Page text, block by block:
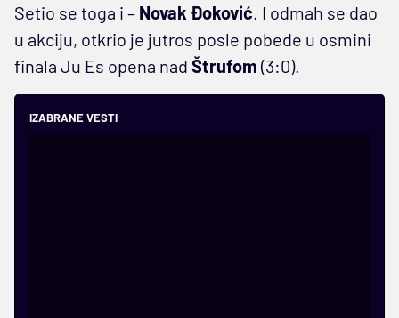
Setio se toga i – Novak Đoković. I odmah se dao
u akciju, otkrio je jutros posle pobede u osmini
finala Ju Es opena nad Štrufom (3:0).
IZABRANE VESTI